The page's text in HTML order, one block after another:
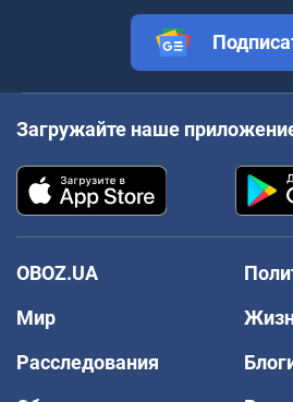
Загружайте наше
OBOZ.UA
Мир
Расследования